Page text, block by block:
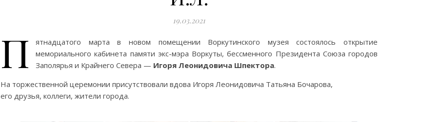
19.03.2021
П
ятнадцатого марта в новом помещении Воркутинского музея состоялось открытие
мемориального кабинета памяти экс-мэра Воркуты, бессменного Президента Союза городов
Заполярья и Крайнего Севера — Игоря Леонидовича Шпектора.
На торжественной церемонии присутствовали вдова Игоря Леонидовича Татьяна Бочарова,
его друзья, коллеги, жители города.